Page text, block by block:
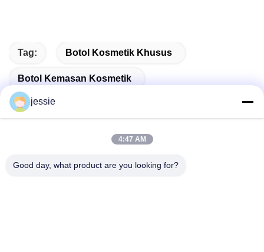
Tag: Botol Kosmetik Khusus
Botol Kemasan Kosmetik
Botol Kosmetik Kosmetik
jessie
4:47 AM
Good day, what product are you looking for?